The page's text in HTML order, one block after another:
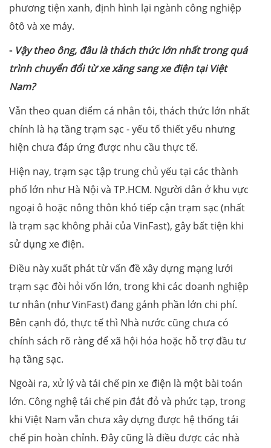
phương tiện xanh, định hình lại ngành công nghiệp
ôtô và xe máy.
- Vậy theo ông, đâu là thách thức lớn nhất trong quá
trình chuyển đổi từ xe xăng sang xe điện tại Việt
Nam?
Vẫn theo quan điểm cá nhân tôi, thách thức lớn nhất
chính là hạ tầng trạm sạc - yếu tố thiết yếu nhưng
hiện chưa đáp ứng được nhu cầu thực tế.
Hiện nay, trạm sạc tập trung chủ yếu tại các thành
phố lớn như Hà Nội và TP.HCM. Người dân ở khu vực
ngoại ô hoặc nông thôn khó tiếp cận trạm sạc (nhất
là trạm sạc không phải của VinFast), gây bất tiện khi
sử dụng xe điện.
Điều này xuất phát từ vấn đề xây dựng mạng lưới
trạm sạc đòi hỏi vốn lớn, trong khi các doanh nghiệp
tư nhân (như VinFast) đang gánh phần lớn chi phí.
Bên cạnh đó, thực tế thì Nhà nước cũng chưa có
chính sách rõ ràng để xã hội hóa hoặc hỗ trợ đầu tư
hạ tầng sạc.
Ngoài ra, xử lý và tái chế pin xe điện là một bài toán
lớn. Công nghệ tái chế pin đắt đỏ và phức tạp, trong
khi Việt Nam vẫn chưa xây dựng được hệ thống tái
chế pin hoàn chỉnh. Đây cũng là điều được các nhà